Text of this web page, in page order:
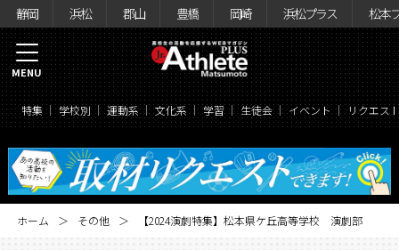
静岡 浜松 郡山 豊橋 岡崎 浜松プラス 松本
特集 学校別 運動系 文化系 学習 生徒会 イベント リクエス
MENU
ホーム その他 【2024演劇特集】松本県ケ丘高等学校 演劇部